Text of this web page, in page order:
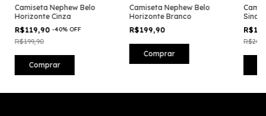
Camiseta Nephew Belo
Horizonte Cinza
R$119,90-40% OFF
R$199,90
Comprar
Camiseta Nephew Belo
Horizonte Branco
R$199,90
Comprar